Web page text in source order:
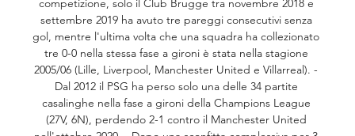
competizione, solo il Club Brugge tra novembre 2018 e
settembre 2019 ha avuto tre pareggi consecutivi senza
gol, mentre l'ultima volta che una squadra ha collezionato
tre 0-0 nella stessa fase a gironi è stata nella stagione
2005/06 (Lille, Liverpool, Manchester United e Villarreal). -
Dal 2012 il PSG ha perso solo una delle 34 partite
casalinghe nella fase a gironi della Champions League
(27V, 6N), perdendo 2-1 contro il Manchester United